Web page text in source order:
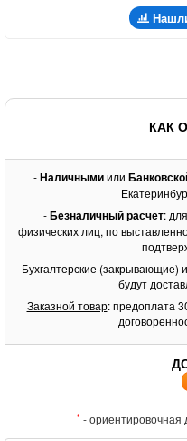
КАК
-Наличнымиили
-Безналичный расчет:
физических лиц, по
Бухгалтерские
будут
Заказной товар: предоплата
* - ориентировочная